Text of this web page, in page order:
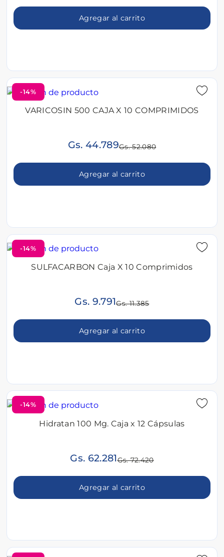
Agregar al carrito
-14%
VARICOSIN 500 CAJA X 10 COMPRIMIDOS
Gs. 44.789Gs. 52.080
Agregar al carrito
-14%
SULFACARBON Caja X 10 Comprimidos
Gs. 9.791Gs. 11.385
Agregar al carrito
-14%
Hidratan 100 Mg. Caja x 12 Cápsulas
Gs. 62.281Gs. 72.420
Agregar al carrito